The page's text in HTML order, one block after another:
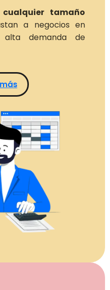
tamaño
a negocios en
demanda de